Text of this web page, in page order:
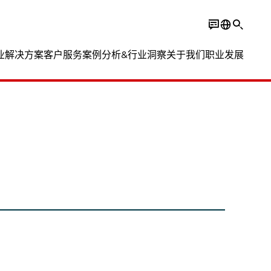
解决方案客户服务案例分析&行业洞察关于我们职业发展